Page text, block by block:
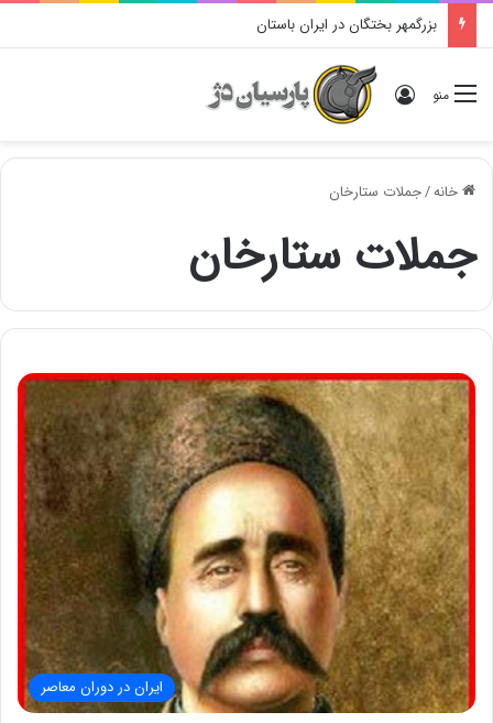
بزرگمهر بختگان در ایران باستان
منو ورود
خانه/جملات ستارخان
جملات ستارخان
ایران در دوران معاصر